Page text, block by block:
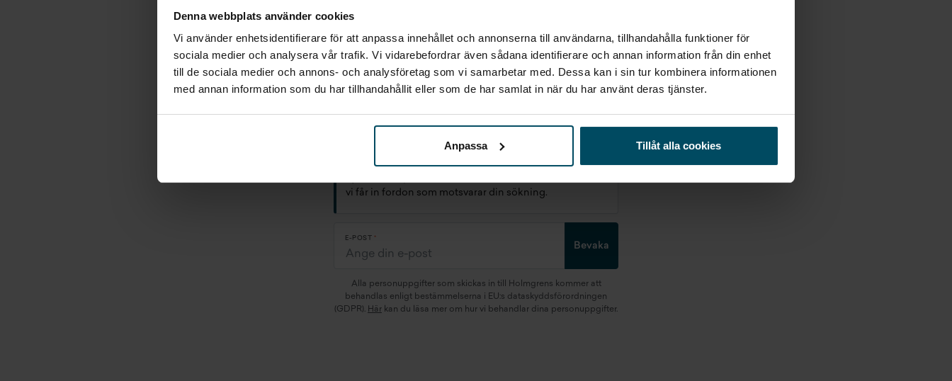
Denna webbplats använder cookies
Vi använder enhetsidentifierare för att anpassa innehållet och annonserna till användarna, tillhandahålla funktioner för
sociala medier och analysera vår trafik. Vi vidarebefordrar även sådana identifierare och annan information från din enhet
till de sociala medier och annons- och analysföretag som vi samarbetar med. Dessa kan i sin tur kombinera informationen
med annan information som du har tillhandahållit eller som de har samlat in när du har använt deras tjänster.
Anpassa Tillåt alla cookies
passade?
MG VETLANDA MGS6
Jag vill starta en bevakning
vi får in fordon som motsvarar din sökning.
E-POST
Bevaka
Alla personuppgifter som skickas in till Holmgrens kommer att
behandlas enligt bestämmelserna i EU:s dataskyddsförordningen
(GDPR). Här kan du läsa mer om hur vi behandlar dina personuppgifter.